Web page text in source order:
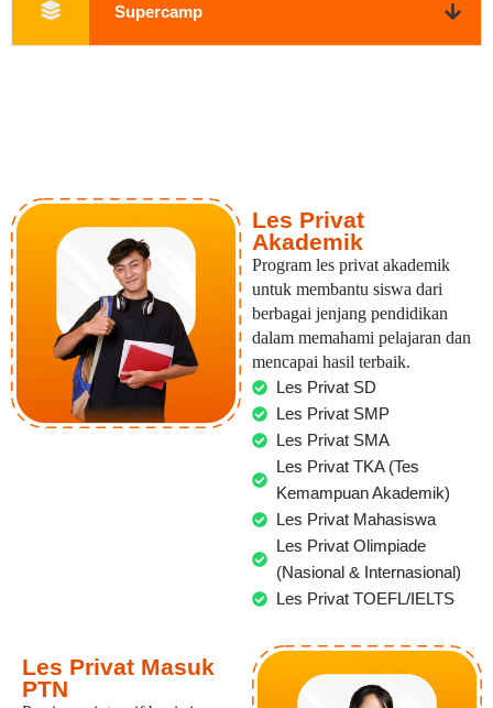
Supercamp
Les Privat
Akademik
Program les privat akademik
untuk membantu siswa dari
berbagai jenjang pendidikan
dalam memahami pelajaran dan
mencapai hasil terbaik.
Les Privat SD
Les Privat SMP
Les Privat SMA
Les Privat TKA (Tes
Kemampuan Akademik)
Les Privat Mahasiswa
Les Privat Olimpiade
(Nasional & Internasional)
Les Privat TOEFL/IELTS
Les Privat Masuk
PTN